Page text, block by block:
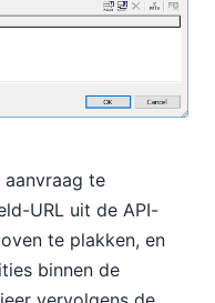
aanvraag te
URL uit de API-
te plakken, en
binnen de